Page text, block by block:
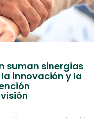
suman sinergias
innovación y la